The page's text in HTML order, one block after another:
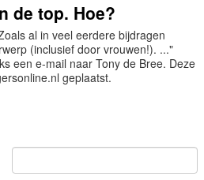
de top. Hoe?
al in veel eerdere bijdragen
(inclusief door vrouwen!). ..."
een e-mail naar Tony de Bree. Deze
geplaatst.